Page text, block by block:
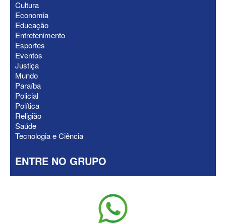
anuncia Zé Carneiro e Pastor Jader
Medeiros na suplência de Major Fábio
Cultura
Economia
Educação
Entretenimento
Esportes
Eventos
Justiça
Mundo
Paraíba
Policial
Política
Religião
Saúde
Tecnologia e Ciência
ENTRE NO GRUPO